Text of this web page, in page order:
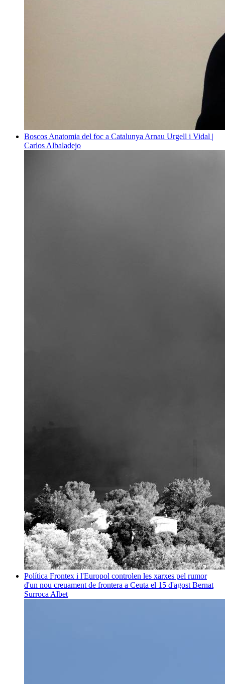
Boscos Anatomia del foc a Catalunya Arnau Urgell i Vidal |
Carlos Albaladejo
Política Frontex i l'Europol controlen les xarxes pel rumor
d'un nou creuament de frontera a Ceuta el 15 d'agost Bernat
Surroca Albet